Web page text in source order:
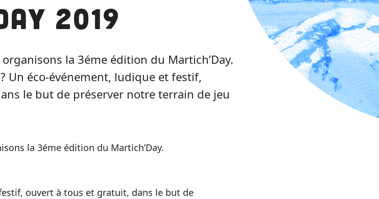
2019
la 3éme édition du Martich’Day.
Un éco-événement, ludique et festif,
le but de préserver notre terrain de jeu
la 3éme édition du Martich’Day.
ouvert à tous et gratuit, dans le but de